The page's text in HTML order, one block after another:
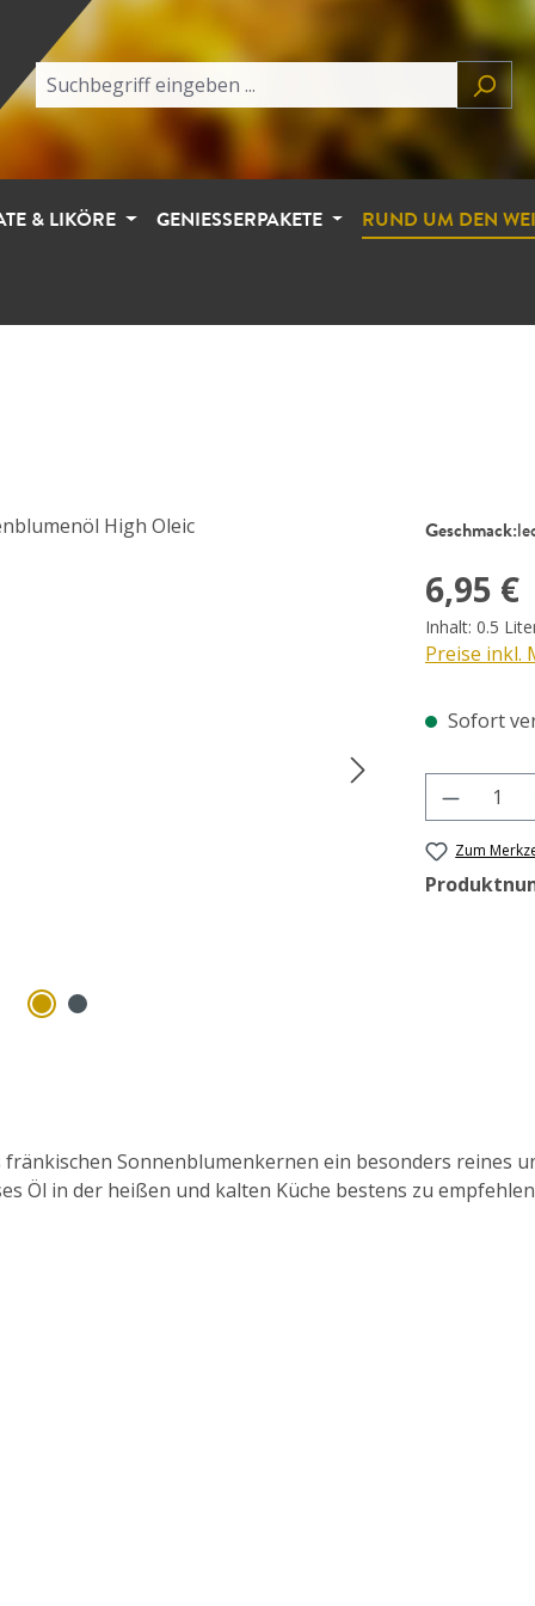
& LIKÖRE GENIESSERPAKETE RUND UM DEN
Geschmack:
Regulärer
6,95 €
Inhalt: 0.5
Preise inkl.
Sofort
Zum
Sonnenblumenkernen ein besonders reines
Öl in der heißen und kalten Küche bestens zu